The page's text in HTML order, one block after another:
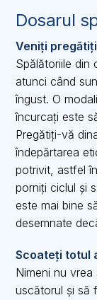
Dosarul
Veniți
Spălătoriile din
atunci când
îngust. O
încurcați este
Pregătiți-vă
îndepărtarea
potrivit, astfel
porniți ciclul și
este mai bine
desemnate
Scoateți totul
Nimeni nu
uscătorul și să